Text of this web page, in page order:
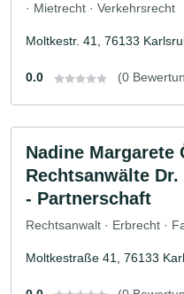
· Mietrecht · Verkehrsrecht
Moltkestr. 41, 76133
0.0 (0
Nadine Margarete
Rechtsanwälte
- Partnerschaft
Rechtsanwalt · Erbrecht ·
Moltkestraße 41, 76133